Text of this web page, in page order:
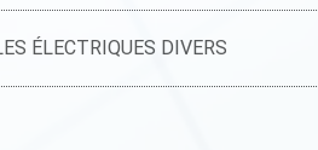
ÉLECTRIQUES DIVERS